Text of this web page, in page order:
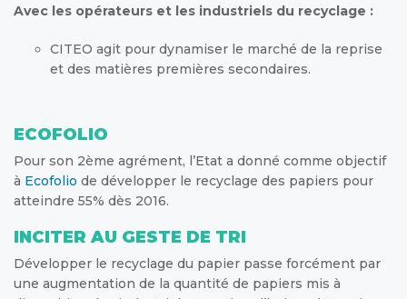
Avec les opérateurs et les industriels du recyclage :
CITEO agit pour dynamiser le marché de la reprise
et des matières premières secondaires.
ECOFOLIO
Pour son 2ème agrément, l’Etat a donné comme objectif
à Ecofolio de développer le recyclage des papiers pour
atteindre 55% dès 2016.
INCITER AU GESTE DE TRI
Développer le recyclage du papier passe forcément par
une augmentation de la quantité de papiers mis à